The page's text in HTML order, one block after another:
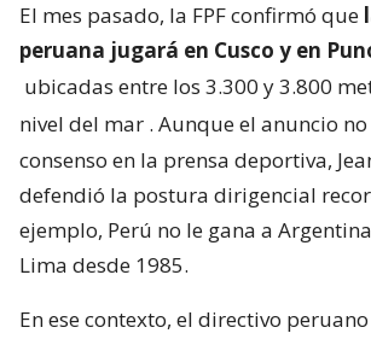
El mes pasado, la FPF confirmó que
peruana jugará en Cusco y en
ubicadas entre los 3.300 y 3.800
nivel del mar . Aunque el anuncio
consenso en la prensa deportiva,
defendió la postura dirigencial
ejemplo, Perú no le gana a
Lima desde 1985.
En ese contexto, el directivo